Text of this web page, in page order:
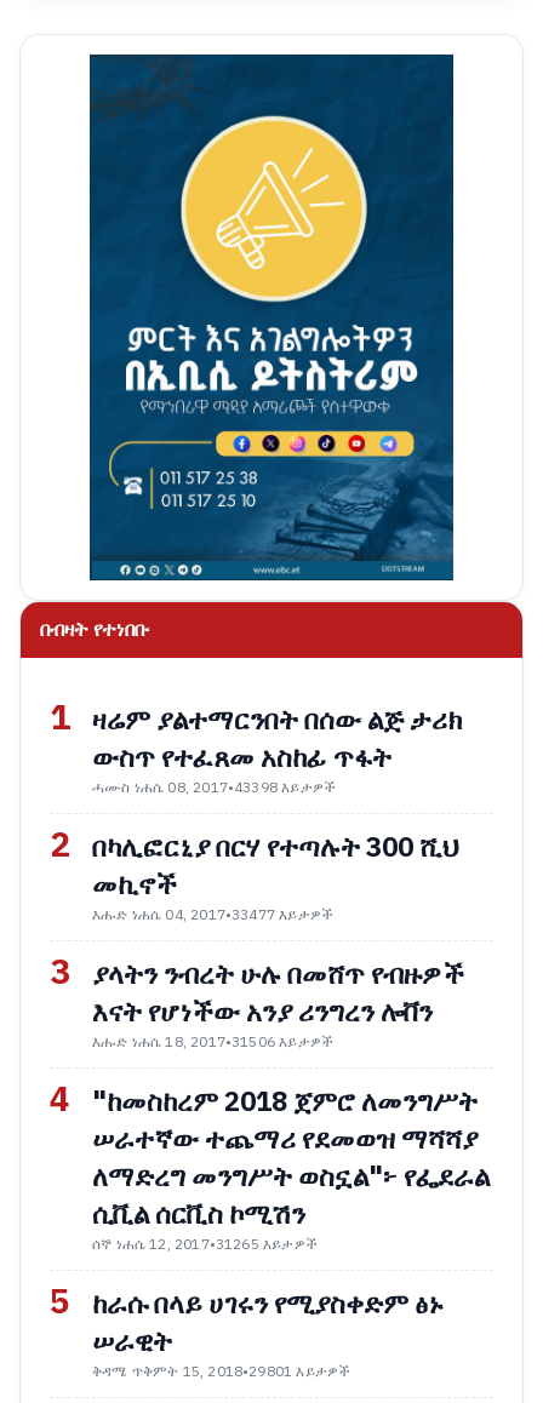
በብዛት የተነበቡ
1 ዛሬም ያልተማርንበት በሰው ልጅ ታሪክ
ውስጥ የተፈጸመ አስከፊ ጥፋት
ሓሙስ ነሐሴ 08, 2017•43398 እይታዎች
2 በካሊፎርኒያ በርሃ የተጣሉት 300 ሺህ
መኪኖች
እሑድ ነሐሴ 04, 2017•33477 እይታዎች
3
ያላትን ንብረት ሁሉ በመሸጥ የብዙዎች
እናት የሆነችው አንያ ሪንግረን ሎቨን
እሑድ ነሐሴ 18, 2017•31506 እይታዎች
4
"ከመስከረም 2018 ጀምሮ ለመንግሥት
ሠራተኛው ተጨማሪ የደመወዝ ማሻሻያ
ለማድረግ መንግሥት ወስኗል"፦ የፌደራል
ሲቪል ሰርቪስ ኮሚሽን
ሰኞ ነሐሴ 12, 2017•31265 እይታዎች
5
ከራሱ በላይ ሀገሩን የሚያስቀድም ፅኑ
ሠራዊት
ቅዳሜ ጥቅምት 15, 2018•29801 እይታዎች